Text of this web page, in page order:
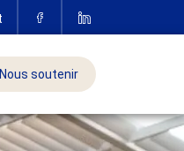
Nous soutenir